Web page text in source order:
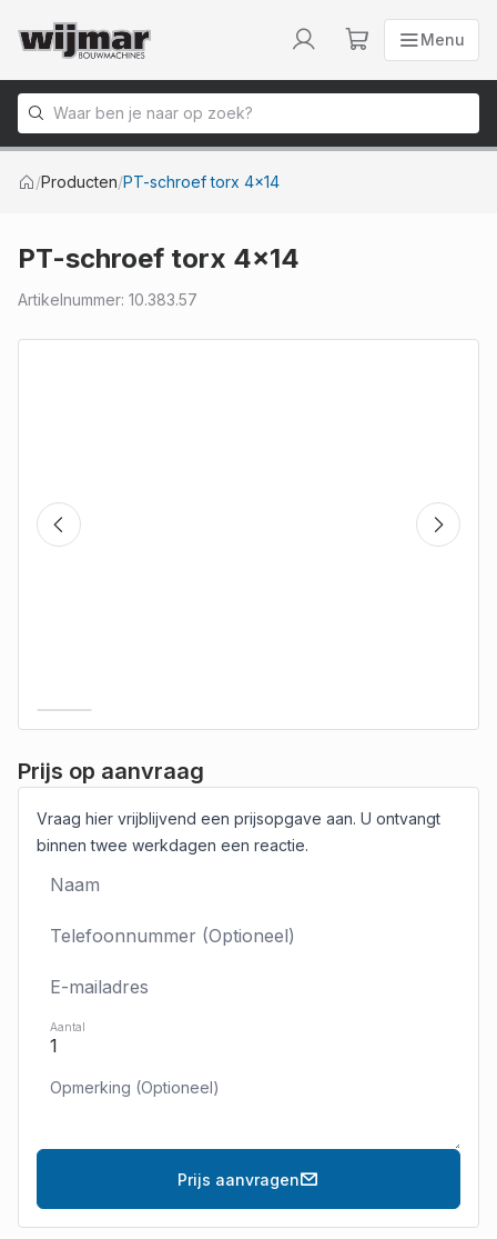
Menu
Menu
Naar homepage
/Producten/PT-schroef torx 4x14
PT-schroef torx 4x14
Artikelnummer: 10.383.57
Prijs op aanvraag
Vraag hier vrijblijvend een prijsopgave aan. U ontvangt
binnen twee werkdagen een reactie.
Aantal
Prijs aanvragen